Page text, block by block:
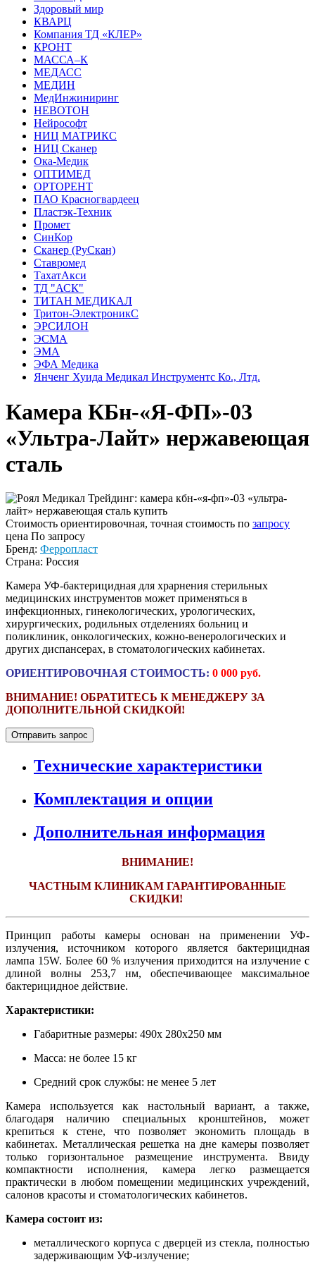
Здоровый мир
КВАРЦ
Компания ТД «КЛЕР»
КРОНТ
МАССА–К
МЕДАСС
МЕДИН
МедИнжиниринг
НЕВОТОН
Нейрософт
НИЦ МАТРИКС
НИЦ Сканер
Ока-Медик
ОПТИМЕД
ОРТОРЕНТ
ПАО Красногвардеец
Пластэк-Техник
Промет
СинКор
Сканер (РуСкан)
Ставромед
ТахатАкси
ТД "АСК"
ТИТАН МЕДИКАЛ
Тритон-ЭлектроникС
ЭРСИЛОН
ЭСМА
ЭМА
ЭФА Медика
Янченг Хуида Медикал Инструментс Ко., Лтд.
Камера КБн-«Я-ФП»-03
«Ультра-Лайт» нержавеющая
сталь
Стоимость ориентировочная, точная стоимость по запросу
цена По запросу
Бренд: Ферропласт
Страна: Россия
Камера УФ-бактерицидная для храрнения стерильных
медицинских инструментов может применяться в
инфекционных, гинекологических, урологических,
хирургических, родильных отделениях больниц и
поликлиник, онкологических, кожно-венерологических и
других диспансерах, в стоматологических кабинетах.
ОРИЕНТИРОВОЧНАЯ СТОИМОСТЬ: 0 000 руб.
ВНИМАНИЕ! ОБРАТИТЕСЬ К МЕНЕДЖЕРУ ЗА
ДОПОЛНИТЕЛЬНОЙ СКИДКОЙ!
Отправить запрос
Технические характеристики
Комплектация и опции
Дополнительная информация
ВНИМАНИЕ!
ЧАСТНЫМ КЛИНИКАМ ГАРАНТИРОВАННЫЕ
СКИДКИ!
Принцип работы камеры основан на применении УФ-
излучения, источником которого является бактерицидная
лампа 15W. Более 60 % излучения приходится на излучение с
длиной волны 253,7 нм, обеспечивающее максимальное
бактерицидное действие.
Характеристики:
Габаритные размеры: 490х 280х250 мм
Масса: не более 15 кг
Средний срок службы: не менее 5 лет
Камера используется как настольный вариант, а также,
благодаря наличию специальных кронштейнов, может
крепиться к стене, что позволяет экономить площадь в
кабинетах. Металлическая решетка на дне камеры позволяет
только горизонтальное размещение инструмента. Ввиду
компактности исполнения, камера легко размещается
практически в любом помещении медицинских учреждений,
салонов красоты и стоматологических кабинетов.
Камера состоит из:
металлического корпуса с дверцей из стекла, полностью
задерживающим УФ-излучение;